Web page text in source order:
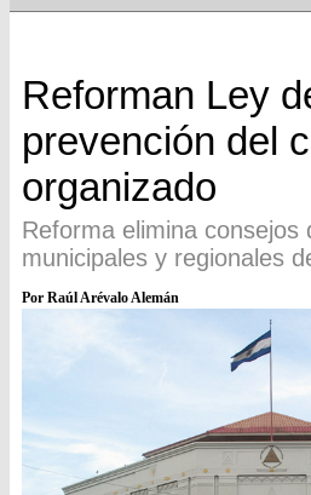
Reforman Ley
prevención del
organizado
Reforma elimina consejos
municipales y regionales
Por Raúl Arévalo Alemán